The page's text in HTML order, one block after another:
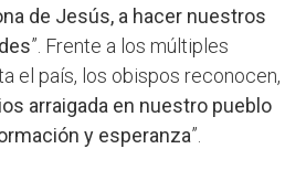
de Jesús, a hacer nuestros
”. Frente a los múltiples
el país, los obispos reconocen,
arraigada en nuestro pueblo
y esperanza”.